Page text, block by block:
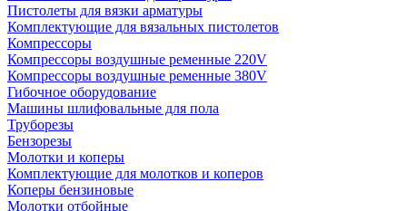
Пистолеты для вязки арматуры
Комплектующие для вязальных пистолетов
Компрессоры
Компрессоры воздушные ременные 220V
Компрессоры воздушные ременные 380V
Гибочное оборудование
Машины шлифовальные для пола
Труборезы
Бензорезы
Молотки и коперы
Комплектующие для молотков и коперов
Коперы бензиновые
Молотки отбойные